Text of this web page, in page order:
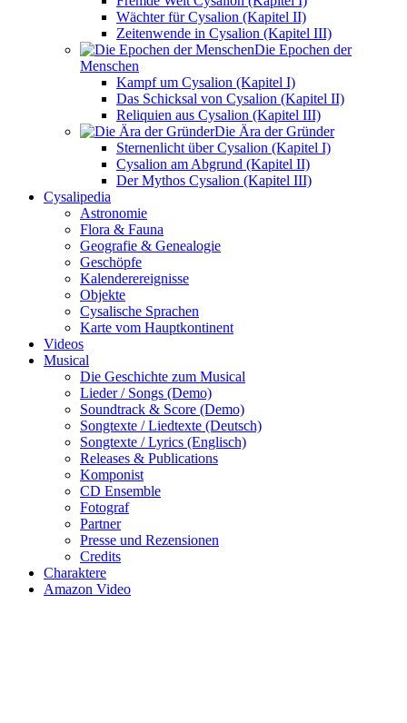
Wächter für Cysalion (Kapitel II)
Zeitenwende in Cysalion (Kapitel III)
Die Epochen der
Menschen
Kampf um Cysalion (Kapitel I)
Das Schicksal von Cysalion (Kapitel II)
Reliquien aus Cysalion (Kapitel III)
Die Ära der Gründer
Sternenlicht über Cysalion (Kapitel I)
Cysalion am Abgrund (Kapitel II)
Der Mythos Cysalion (Kapitel III)
Cysalipedia
Astronomie
Flora & Fauna
Geografie & Genealogie
Geschöpfe
Kalenderereignisse
Objekte
Cysalische Sprachen
Karte vom Hauptkontinent
Videos
Musical
Die Geschichte zum Musical
Lieder / Songs (Demo)
Soundtrack & Score (Demo)
Songtexte / Liedtexte (Deutsch)
Songtexte / Lyrics (Englisch)
Releases & Publications
Komponist
CD Ensemble
Fotograf
Partner
Presse und Rezensionen
Credits
Charaktere
Amazon Video